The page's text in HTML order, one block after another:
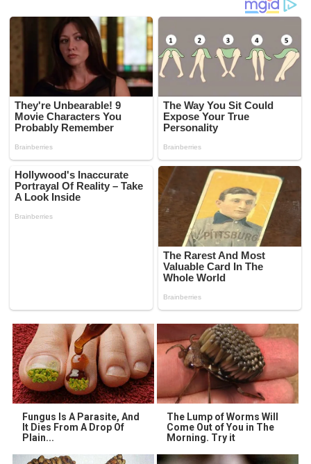
Fungus Is A Parasite, And
It Dies From A Drop Of
Plain...
The Lump of Worms Will
Come Out of You in The
Morning. Try it